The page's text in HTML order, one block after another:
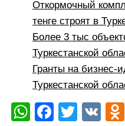
Откормочный
тенге строят в
Более 3 тыс
Туркестанской
Гранты на бизнес-
Туркестанской
W F
T
V